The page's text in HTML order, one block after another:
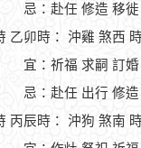
忌：赴任 修造 移
乙卯時： 沖雞 煞西
宜：祈福 求嗣 訂
忌：赴任 出行 修
丙辰時： 沖狗 煞南